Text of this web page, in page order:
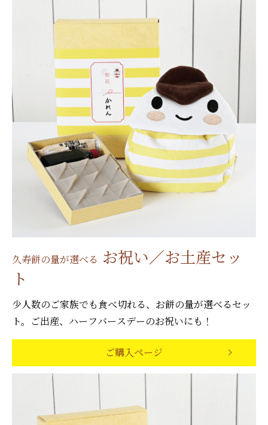
久寿餅の量が選べる お祝い／お土産セッ
ト
少人数のご家族でも食べ切れる、お餅の量が選べるセッ
ト。ご出産、ハーフバースデーのお祝いにも！
ご購入ページ